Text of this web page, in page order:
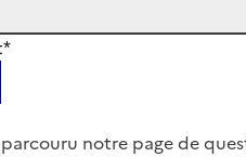
notre page de